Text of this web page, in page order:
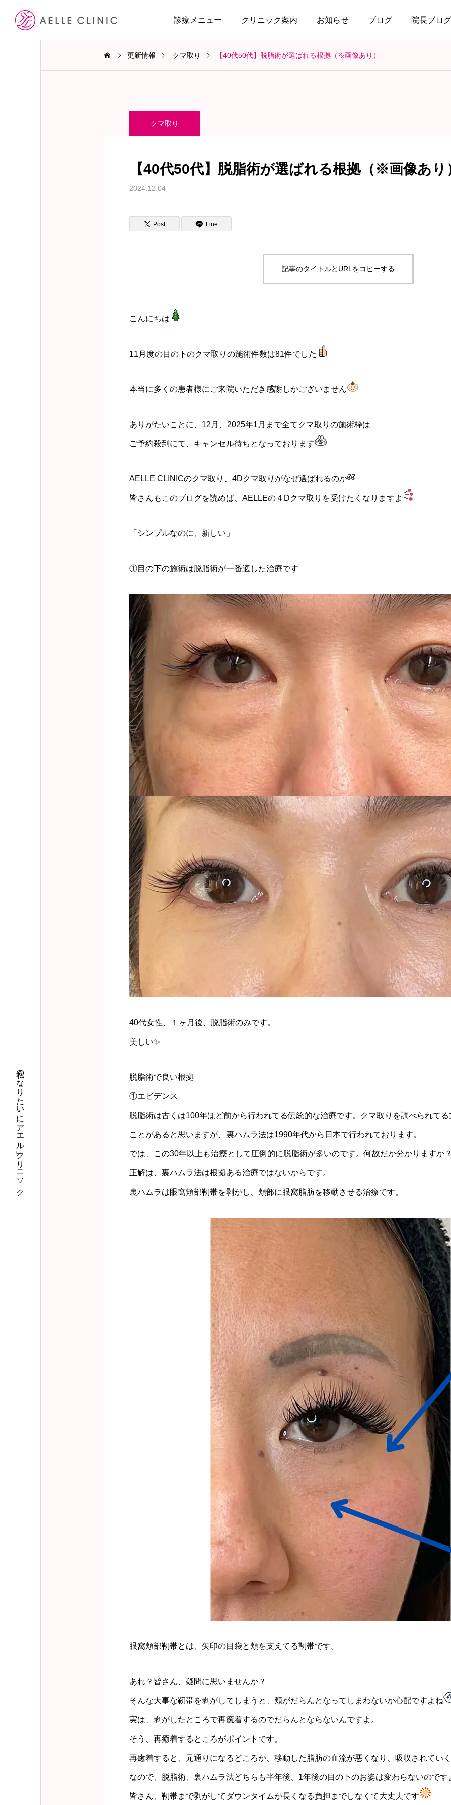
診療メニュー クリニック案内 お知らせ ブログ 院長ブログ
私のなりたいに「アエル」クリニック
更新情報 クマ取り 【40代50代】脱脂術が選ばれる根拠（※画像あり）
クマ取り
【40代50代】脱脂術が選ばれる根拠（※画像あり
2024.12.04
Post Line
記事のタイトルとURLをコピーする
こんにちは
11月度の目の下のクマ取りの施術件数は81件でした
本当に多くの患者様にご来院いただき感謝しかございません
ありがたいことに、12月、2025年1月まで全てクマ取りの施術枠は
ご予約殺到にて、キャンセル待ちとなっております
AELLE CLINICのクマ取り、4Dクマ取りがなぜ選ばれるのか
皆さんもこのブログを読めば、AELLEの４Dクマ取りを受けたくなりますよ
「シンプルなのに、新しい」
①目の下の施術は脱脂術が一番適した治療です
40代女性、１ヶ月後、脱脂術のみです。
美しい✨
脱脂術で良い根拠
①エビデンス
脱脂術は古くは100年ほど前から行われてる伝統的な治療です。クマ取りを調べられて
ことがあると思いますが、裏ハムラ法は1990年代から日本で行われております。
では、この30年以上も治療として圧倒的に脱脂術が多いのです。何故だか分かりますか
正解は、裏ハムラ法は根拠ある治療ではないからです。
裏ハムラは眼窩頬部靭帯を剥がし、頬部に眼窩脂肪を移動させる治療です。
眼窩頬部靭帯とは、矢印の目袋と頬を支えてる靭帯です。
あれ？皆さん、疑問に思いませんか？
そんな大事な靭帯を剥がしてしまうと、頬がだらんとなってしまわないか心配ですよね
実は、剥がしたところで再癒着するのでだらんとならないんですよ。
そう、再癒着するところがポイントです。
再癒着すると、元通りになるどころか、移動した脂肪の血流が悪くなり、吸収されてい
なので、脱脂術、裏ハムラ法どちらも半年後、1年後の目の下のお姿は変わらないのです
皆さん、靭帯まで剥がしてダウンタイムが長くなる負担までしなくて大丈夫です